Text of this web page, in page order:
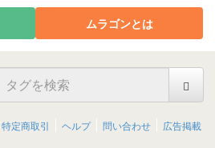
ムラゴンとは
特定商取引 ヘルプ 問い合わせ 広告掲載